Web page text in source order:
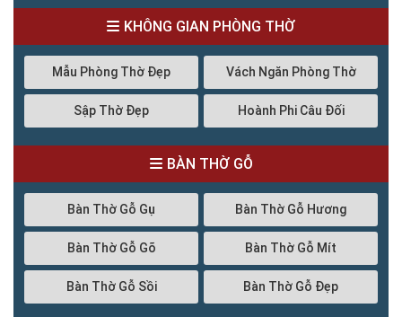
KHÔNG GIAN PHÒNG THỜ
Mẫu Phòng Thờ Đẹp Vách Ngăn Phòng Thờ
Sập Thờ Đẹp Hoành Phi Câu Đối
BÀN THỜ GỖ
Bàn Thờ Gỗ Gụ Bàn Thờ Gỗ Hương
Bàn Thờ Gỗ Gõ Bàn Thờ Gỗ Mít
Bàn Thờ Gỗ Sồi Bàn Thờ Gỗ Đẹp